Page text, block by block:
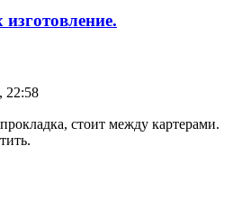
22:58
стоит между картерами.